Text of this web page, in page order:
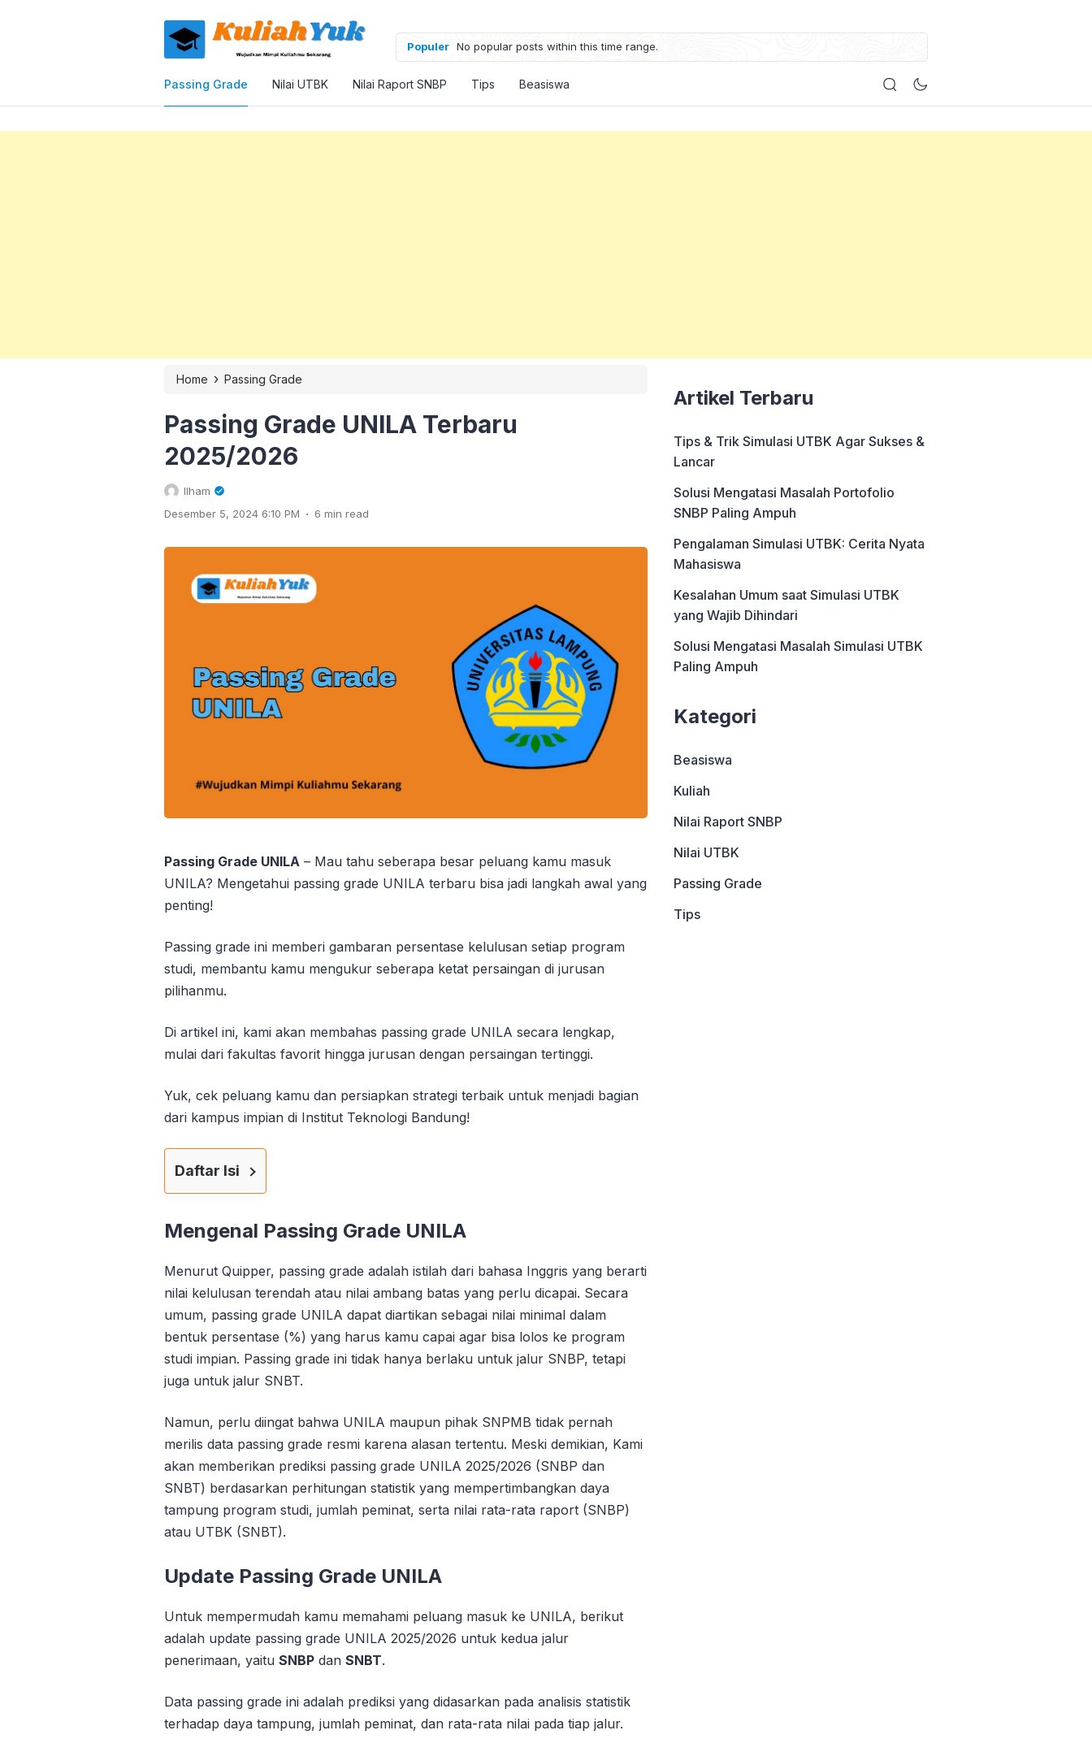
Populer No popular posts within this time range.
Passing Grade Nilai UTBK Nilai Raport SNBP Tips Beasiswa
Home › Passing Grade
Passing Grade UNILA Terbaru
2025/2026
Ilham
Desember 5, 2024 6:10 PM . 6 min read
Passing Grade UNILA – Mau tahu seberapa besar peluang kamu masuk
UNILA? Mengetahui passing grade UNILA terbaru bisa jadi langkah awal yang
penting!
Passing grade ini memberi gambaran persentase kelulusan setiap program
studi, membantu kamu mengukur seberapa ketat persaingan di jurusan
pilihanmu.
Di artikel ini, kami akan membahas passing grade UNILA secara lengkap,
mulai dari fakultas favorit hingga jurusan dengan persaingan tertinggi.
Yuk, cek peluang kamu dan persiapkan strategi terbaik untuk menjadi bagian
dari kampus impian di Institut Teknologi Bandung!
Daftar Isi
Mengenal Passing Grade UNILA
Menurut Quipper, passing grade adalah istilah dari bahasa Inggris yang berarti
nilai kelulusan terendah atau nilai ambang batas yang perlu dicapai. Secara
umum, passing grade UNILA dapat diartikan sebagai nilai minimal dalam
bentuk persentase (%) yang harus kamu capai agar bisa lolos ke program
studi impian. Passing grade ini tidak hanya berlaku untuk jalur SNBP, tetapi
juga untuk jalur SNBT.
Namun, perlu diingat bahwa UNILA maupun pihak SNPMB tidak pernah
merilis data passing grade resmi karena alasan tertentu. Meski demikian, Kami
akan memberikan prediksi passing grade UNILA 2025/2026 (SNBP dan
SNBT) berdasarkan perhitungan statistik yang mempertimbangkan daya
tampung program studi, jumlah peminat, serta nilai rata-rata raport (SNBP)
atau UTBK (SNBT).
Update Passing Grade UNILA
Untuk mempermudah kamu memahami peluang masuk ke UNILA, berikut
adalah update passing grade UNILA 2025/2026 untuk kedua jalur
penerimaan, yaitu SNBP dan SNBT.
Data passing grade ini adalah prediksi yang didasarkan pada analisis statistik
terhadap daya tampung, jumlah peminat, dan rata-rata nilai pada tiap jalur.
Artikel Terbaru
Tips & Trik Simulasi UTBK Agar Sukses &
Lancar
Solusi Mengatasi Masalah Portofolio
SNBP Paling Ampuh
Pengalaman Simulasi UTBK: Cerita Nyata
Mahasiswa
Kesalahan Umum saat Simulasi UTBK
yang Wajib Dihindari
Solusi Mengatasi Masalah Simulasi UTBK
Paling Ampuh
Kategori
Beasiswa
Kuliah
Nilai Raport SNBP
Nilai UTBK
Passing Grade
Tips